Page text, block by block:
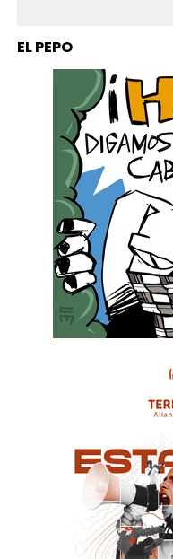
EL PEPO